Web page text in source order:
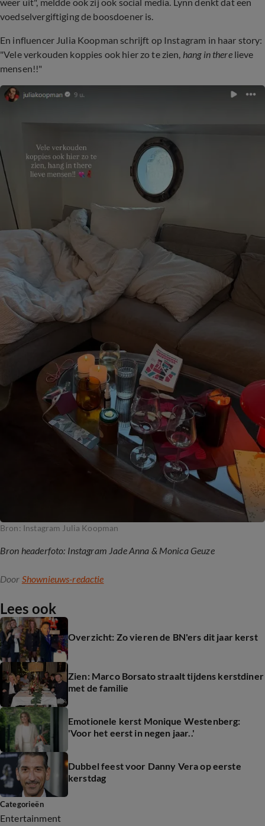
voedselvergiftiging de boosdoener is.
En influencer Julia Koopman schrijft op Instagram in haar story:
"Vele verkouden koppies ook hier zo te zien, hang in therelieve
mensen!!"
Bron: Instagram Julia Koopman
Bron headerfoto: Instagram Jade Anna & Monica Geuze
Door Shownieuws-redactie
Lees ook
Overzicht: Zo vieren de BN'ers dit jaar kerst
Zien: Marco Borsato straalt tijdens kerstdiner
met de familie
Emotionele kerst Monique Westenberg:
'Voor het eerst in negen jaar..'
Dubbel feest voor Danny Vera op eerste
kerstdag
Categorieën
Entertainment